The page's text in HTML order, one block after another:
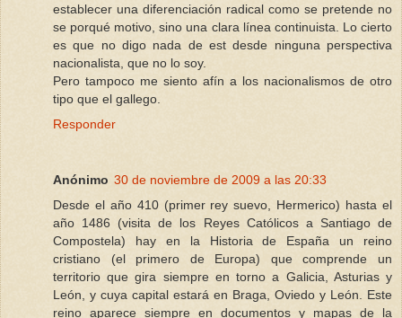
establecer una diferenciación radical como se pretende no
se porqué motivo, sino una clara línea continuista. Lo cierto
es que no digo nada de est desde ninguna perspectiva
nacionalista, que no lo soy.
Pero tampoco me siento afín a los nacionalismos de otro
tipo que el gallego.
Responder
Anónimo 30 de noviembre de 2009 a las 20:33
Desde el año 410 (primer rey suevo, Hermerico) hasta el
año 1486 (visita de los Reyes Católicos a Santiago de
Compostela) hay en la Historia de España un reino
cristiano (el primero de Europa) que comprende un
territorio que gira siempre en torno a Galicia, Asturias y
León, y cuya capital estará en Braga, Oviedo y León. Este
reino aparece siempre en documentos y mapas de la